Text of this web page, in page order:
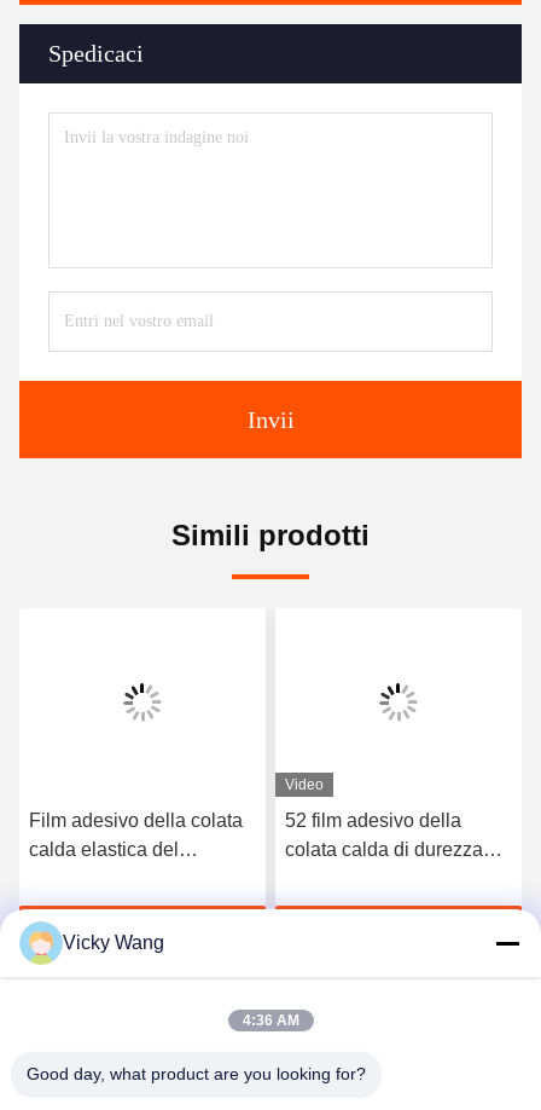
Spedicaci
Invii
Simili prodotti
Film adesivo della colata
calda elastica del
qualità
Chatta Adesso
Video
52 film adesivo della
colata calda di durezza
biancheria intima senza
Vicky Wang
4:36 AM
Good day, what product are you looking for?